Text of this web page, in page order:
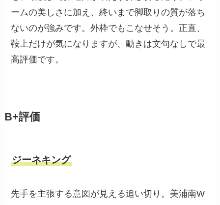
ームの美しさに加え、終いまで脚取りの質が落ち
ないのが強みです。外枠でもこなせそう。正直、
鞍上だけが気になりますが、動きは文句なしで最
高評価です。
B+評価
ジーネキング
先手を主張する意図が見える追い切り。美浦南W